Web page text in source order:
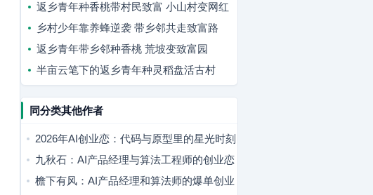
返乡青年种香桃带村民致富 小山村变网红
打卡地
乡村少年靠养蜂逆袭 带乡邻共走致富路
返乡青年带乡邻种香桃 荒坡变致富园
半亩云笔下的返乡青年种灵稻盘活古村
同分类其他作者
2026年AI创业恋：代码与原型里的星光时刻
山月眠
九秋石：AI产品经理与算法工程师的创业恋
歌
九秋石
檐下有风：AI产品经理和算法师的爆单创业